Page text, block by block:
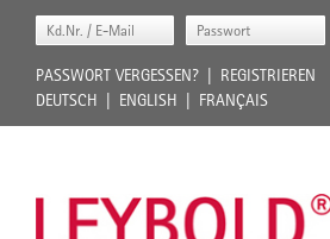
PASSWORT VERGESSEN?
REGISTRIEREN
DEUTSCH
ENGLISH FRANÇAIS